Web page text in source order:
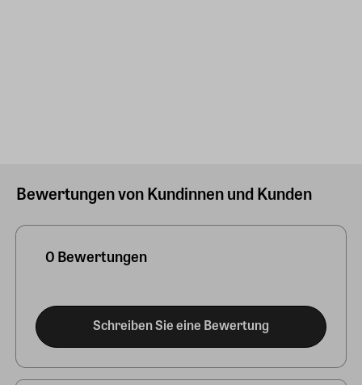
Bewertungen von Kundinnen und Kunden
0 Bewertungen
Schreiben Sie eine Bewertung